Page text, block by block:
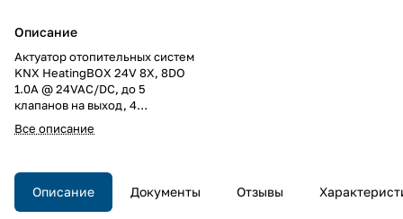
Описание
Актуатор отопительных систем
KNX HeatingBOX 24V 8X, 8DO
1.0А @ 24VAC/DC, до 5
клапанов на выход, 4
термостата, до 10 логических
функций, ручное управление,
перенапряжения, LED
индикация, на DIN рейку, 4TE
Все описание
Описание Документы Отзывы